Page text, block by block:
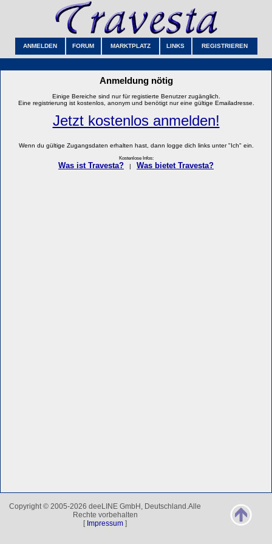
ANMELDEN FORUM MARKTPLATZ LINKS REGISTRIEREN
Anmeldung nötig
Einige Bereiche sind nur für registierte Benutzer zugänglich.
Eine registrierung ist kostenlos, anonym und benötigt nur eine gültige Emailadresse.
Jetzt kostenlos anmelden!
Wenn du gültige Zugangsdaten erhalten hast, dann logge dich links unter "Ich" ein.
Kostenlose Infos:
Was ist Travesta? Was bietet Travesta?
Copyright © 2005-2026 deeLINE GmbH, Deutschland.Alle
Rechte vorbehalten
[ Impressum ]